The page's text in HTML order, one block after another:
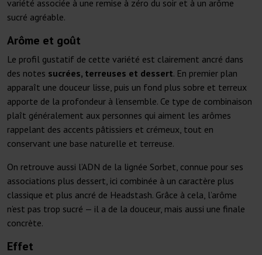
variété associée à une remise à zéro du soir et à un arôme
sucré agréable.
Arôme et goût
Le profil gustatif de cette variété est clairement ancré dans
des notes sucrées, terreuses et dessert. En premier plan
apparaît une douceur lisse, puis un fond plus sobre et terreux
apporte de la profondeur à l’ensemble. Ce type de combinaison
plaît généralement aux personnes qui aiment les arômes
rappelant des accents pâtissiers et crémeux, tout en
conservant une base naturelle et terreuse.
On retrouve aussi l’ADN de la lignée Sorbet, connue pour ses
associations plus dessert, ici combinée à un caractère plus
classique et plus ancré de Headstash. Grâce à cela, l’arôme
n’est pas trop sucré — il a de la douceur, mais aussi une finale
concrète.
Effet